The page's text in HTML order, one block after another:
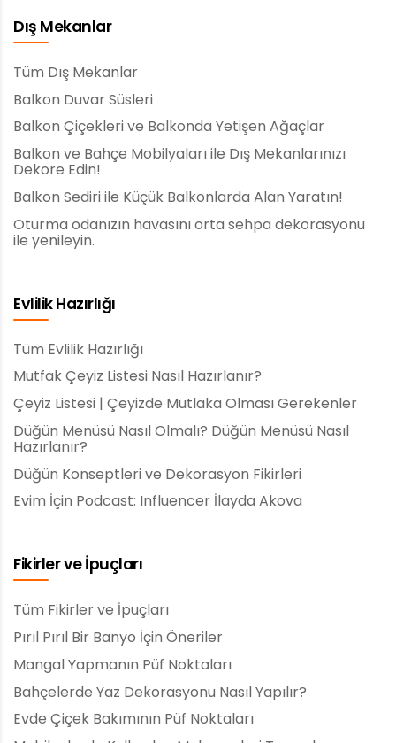
Dış Mekanlar
Tüm Dış Mekanlar
Balkon Duvar Süsleri
Balkon Çiçekleri ve Balkonda Yetişen Ağaçlar
Balkon ve Bahçe Mobilyaları ile Dış Mekanlarınızı
Dekore Edin!
Balkon Sediri ile Küçük Balkonlarda Alan Yaratın!
Oturma odanızın havasını orta sehpa dekorasyonu
ile yenileyin.
Evlilik Hazırlığı
Tüm Evlilik Hazırlığı
Mutfak Çeyiz Listesi Nasıl Hazırlanır?
Çeyiz Listesi | Çeyizde Mutlaka Olması Gerekenler
Düğün Menüsü Nasıl Olmalı? Düğün Menüsü Nasıl
Hazırlanır?
Düğün Konseptleri ve Dekorasyon Fikirleri
Evim İçin Podcast: Influencer İlayda Akova
Fikirler ve İpuçları
Tüm Fikirler ve İpuçları
Pırıl Pırıl Bir Banyo İçin Öneriler
Mangal Yapmanın Püf Noktaları
Bahçelerde Yaz Dekorasyonu Nasıl Yapılır?
Evde Çiçek Bakımının Püf Noktaları